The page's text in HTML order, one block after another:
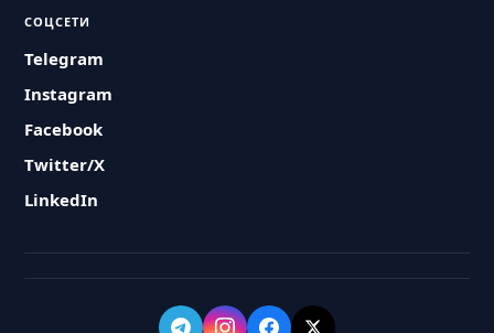
СОЦСЕТИ
Telegram
Instagram
Facebook
Twitter/X
LinkedIn